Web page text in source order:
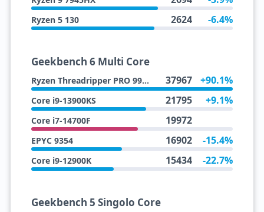
Ryzen 5 130 2624 -6.4%
Geekbench 6 Multi Core
Ryzen Threadripper PRO 9985WX 37967 +90.1%
Core i9-13900KS 21795 +9.1%
Core i7-14700F 19972
EPYC 9354 16902 -15.4%
Core i9-12900K 15434 -22.7%
Geekbench 5 Singolo Core